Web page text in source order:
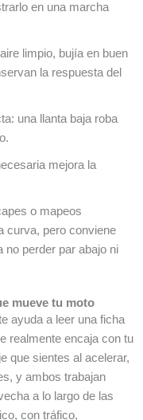
en una marcha
limpio, bujía en buen
la respuesta del
una llanta baja roba
mejora la
o mapeos
curva, pero conviene
no perder par abajo ni
mueve tu moto
ayuda a leer una ficha
realmente encaja con tu
que sientes al acelerar,
y ambos trabajan
a lo largo de las
con tráfico,